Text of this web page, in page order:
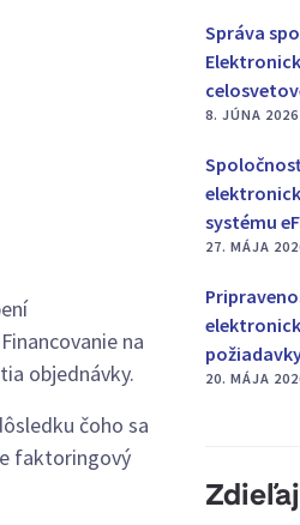
na
objednávky.
čoho sa
faktoringový
Správa
8. JÚNA 2026
systému
27. MÁJA
20. MÁJA